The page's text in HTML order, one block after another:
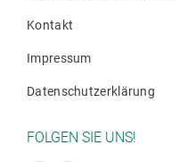
Kontakt
Impressum
Datenschutzerklärung
FOLGEN SIE UNS!